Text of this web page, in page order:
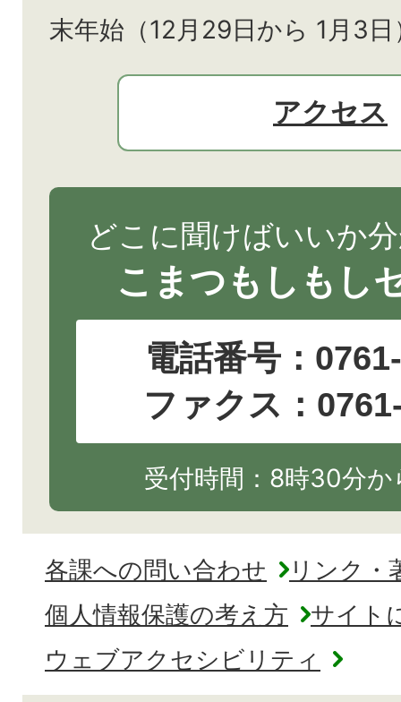
末年始（12月29日から 1月3
アクセス
どこに聞けばいいか
こまつもしもし
電話番号：
ファクス：
受付時間：8時30分
各課への問い合わせ
リンク・
個人情報保護の考え方
サイト
ウェブアクセシビリティ